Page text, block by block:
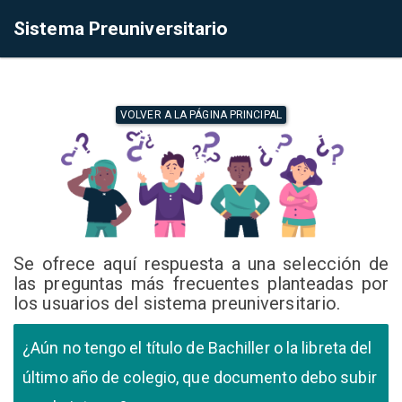
Sistema Preuniversitario
VOLVER A LA PÁGINA PRINCIPAL
Se ofrece aquí respuesta a una selección de
las preguntas más frecuentes planteadas por
los usuarios del sistema preuniversitario.
¿Aún no tengo el título de Bachiller o la libreta del
último año de colegio, que documento debo subir